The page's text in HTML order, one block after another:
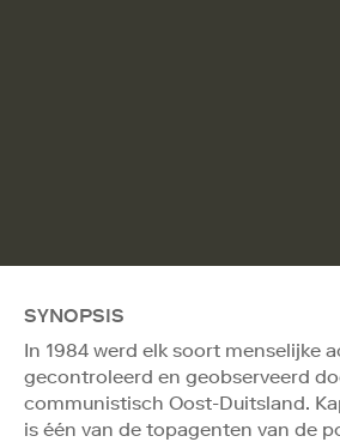
SYNOPSIS
In 1984 werd elk soort menselijke
gecontroleerd en geobserveerd
communistisch Oost-Duitsland.
is één van de topagenten van de